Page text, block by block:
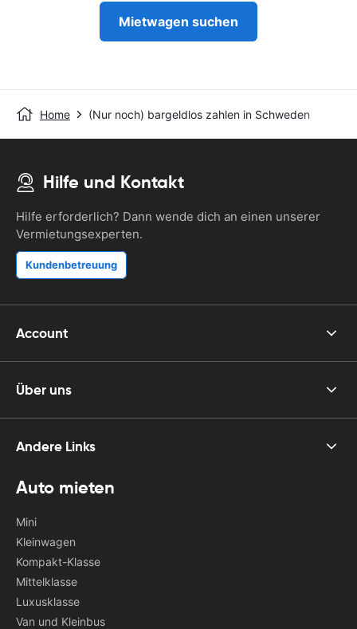
Mietwagen suchen
Home (Nur noch) bargeldlos zahlen in Schweden
Hilfe und Kontakt
Hilfe erforderlich? Dann wende dich an einen unserer
Vermietungsexperten.
Kundenbetreuung
Account
Über uns
Andere Links
Auto mieten
Mini
Kleinwagen
Kompakt-Klasse
Mittelklasse
Luxusklasse
Van und Kleinbus